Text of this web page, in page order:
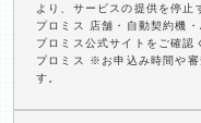
より、サービスの提供を停止
プロミス 店舗・自動契約機
プロミス公式サイトをご確認
プロミス ※お申込み時間や審
す。